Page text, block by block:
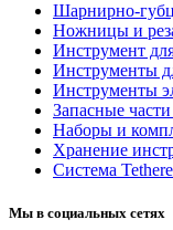
Шарнирно-
Ножницы и
Инструмент
Инструменты
Инструменты
Запасные
Наборы и
Хранение
Система
Мы в социальных сетях